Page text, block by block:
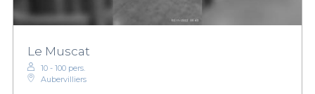
Le Muscat
10 - 100 pers.
Aubervilliers